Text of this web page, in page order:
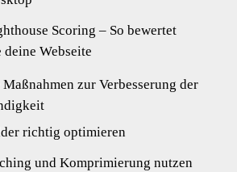
Scoring – So bewertet
deine Webseite
zur Verbesserung der
richtig optimieren
und Komprimierung nutzen